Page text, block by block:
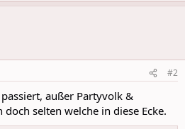
#2
außer Partyvolk &
selten welche in diese Ecke.